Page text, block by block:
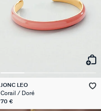
JONC LEO
Corail / Doré
70 €